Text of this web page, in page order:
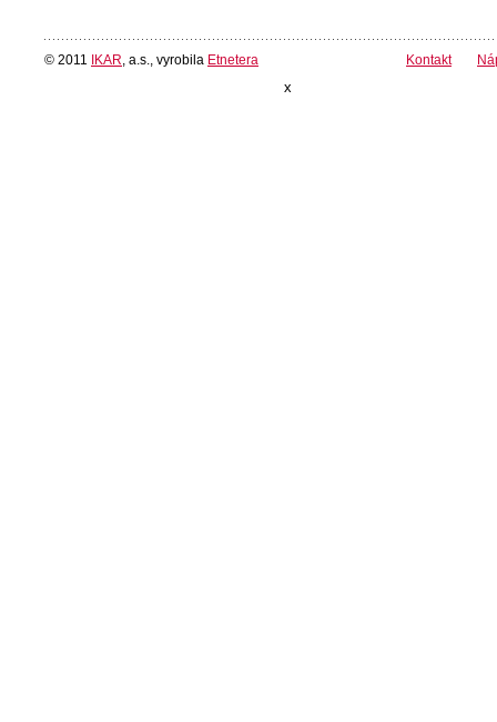
© 2011 IKAR , a.s., vyrobila Etnetera Kontakt
x